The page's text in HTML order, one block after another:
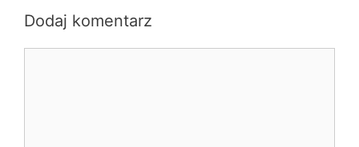
Dodaj komentarz